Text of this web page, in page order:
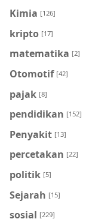
Kimia [126]
kripto [17]
matematika [2]
Otomotif [42]
pajak [8]
pendidikan [152]
Penyakit [13]
percetakan [22]
politik [5]
Sejarah [15]
sosial [229]